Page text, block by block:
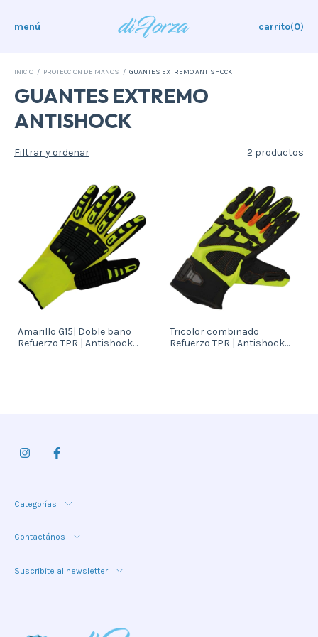
menú carrito(0)
INICIO / PROTECCION DE MANOS / GUANTES EXTREMO ANTISHOCK
GUANTES EXTREMO
ANTISHOCK
Filtrar y ordenar 2 productos
Amarillo G15| Doble bano
Refuerzo TPR | Antishock
Tricolor combinado
Refuerzo TPR | Antishock
Categorías
Contactános
Suscribite al newsletter